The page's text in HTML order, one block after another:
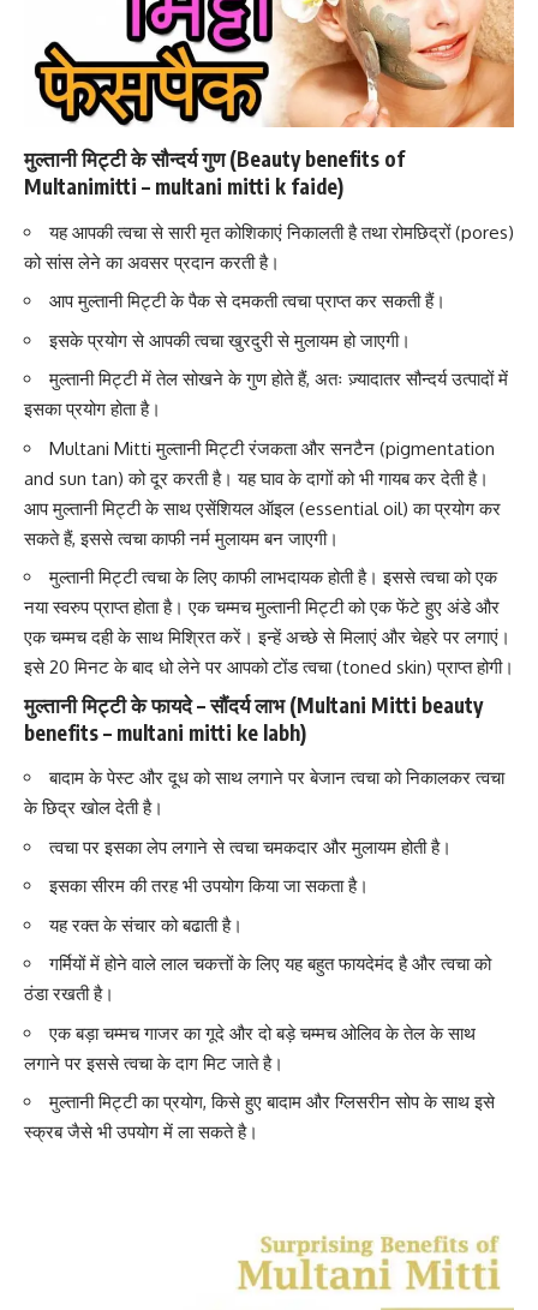
मुल्तानी मिट्टी के सौन्दर्य गुण (Beauty benefits of
Multanimitti – multani mitti k faide)
यह आपकी त्वचा से सारी मृत कोशिकाएं निकालती है तथा रोमछिद्रों (pores)
को सांस लेने का अवसर प्रदान करती है।
आप मुल्तानी मिट्टी के पैक सेदमकती त्वचा प्राप्त कर सकती हैं।
इसके प्रयोग से आपकी त्वचा खुरदुरी से मुलायम हो जाएगी।
मुल्तानी मिट्टी में तेल सोखने के गुण होते हैं, अतः ज़्यादातर सौन्दर्य उत्पादों में
इसका प्रयोग होता है।
Multani Mitti मुल्तानी मिट्टी रंजकता और सनटैन (pigmentation
and sun tan) को दूर करती है। यह घाव के दागों को भी गायब कर देती है।
आप मुल्तानी मिट्टी के साथएसेंशियल ऑइल (essential oil) का प्रयोग कर
सकते हैं, इससे त्वचा काफी नर्म मुलायम बन जाएगी।
मुल्तानी मिट्टी त्वचा के लिए काफी लाभदायक होती है। इससेत्वचा को एक
नया स्वरुप प्राप्त होता है। एक चम्मच मुल्तानी मिट्टी को एक फेंटे हुए अंडे और
एक चम्मच दही के साथ मिश्रित करें। इन्हें अच्छे से मिलाएं और चेहरे पर लगाएं।
इसे 20 मिनट के बाद धो लेने पर आपको टोंड त्वचा (toned skin) प्राप्त होगी।
मुल्तानी मिट्टी के फायदे – सौंदर्य लाभ (Multani Mitti beauty
benefits – multani mitti ke labh)
बादाम के पेस्ट और दूध को साथ लगाने पर बेजान त्वचा को निकालकर त्वचा
के छिद्र खोल देती है।
त्वचा पर इसका लेप लगाने सेत्वचा चमकदार और मुलायम होती है।
इसका सीरम की तरह भी उपयोग किया जा सकता है।
यह रक्त के संचार को बढाती है।
गर्मियों में होने वाले लाल चकत्तों के लिए यह बहुत फायदेमंद है और त्वचा को
ठंडा रखती है।
एक बड़ा चम्मच गाजर का गूदे और दो बड़े चम्मच ओलिव के तेल के साथ
लगाने पर इससे त्वचा के दाग मिट जाते है।
मुल्तानी मिट्टी का प्रयोग, किसे हुए बादाम और ग्लिसरीन सोप के साथ इसे
स्क्रब जैसे भी उपयोग में ला सकते है।